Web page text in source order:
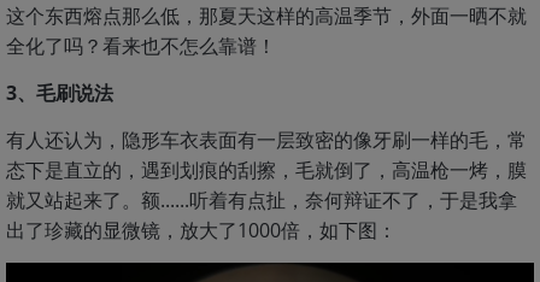
这个东西熔点那么低，那夏天这样的高温季节，外面一晒不就
全化了吗？看来也不怎么靠谱！
3、毛刷说法
有人还认为，隐形车衣表面有一层致密的像牙刷一样的毛，常
态下是直立的，遇到划痕的刮擦，毛就倒了，高温枪一烤，膜
就又站起来了。额......听着有点扯，奈何辩证不了，于是我拿
出了珍藏的显微镜，放大了1000倍，如下图：